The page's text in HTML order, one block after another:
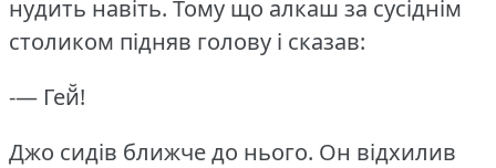
нудить навіть. Тому що алкаш за сусіднім
столиком підняв голову і сказав:
-— Гей̆!
Джо сидів ближче до нього. Он відхилив